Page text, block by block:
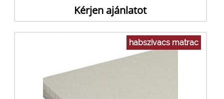
Kérjen ajánlatot
habszivacs matrac